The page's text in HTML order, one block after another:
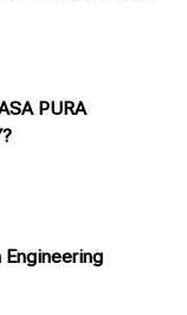
PURA